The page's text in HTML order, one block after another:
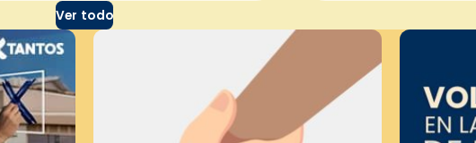
Ver todo